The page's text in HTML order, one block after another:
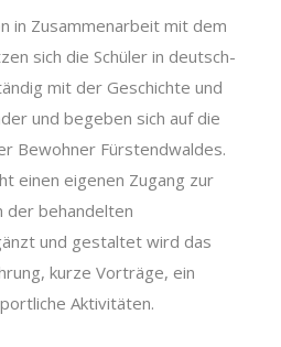
in Zusammenarbeit mit dem
sich die Schüler in deutsch-
mit der Geschichte und
und begeben sich auf die
Bewohner Fürstendwaldes.
einen eigenen Zugang zur
der behandelten
und gestaltet wird das
kurze Vorträge, ein
Aktivitäten.